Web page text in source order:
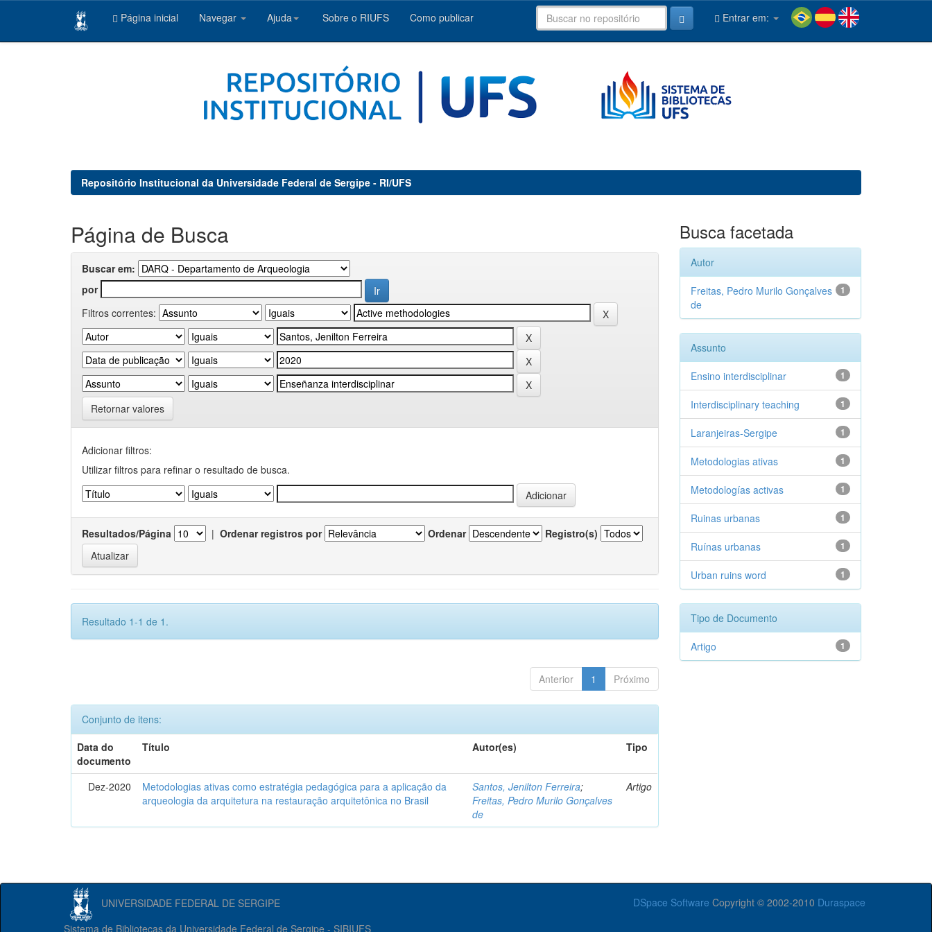
Página inicial Navegar Ajuda Sobre o RIUFS Como publicar Entrar em:
Repositório Institucional da Universidade Federal de Sergipe - RI/UFS
Página de Busca
Buscar em:
por
Filtros correntes:
Retornar valores
Adicionar filtros:
Utilizar filtros para refinar o resultado de busca.
Resultados/Página | Ordenar registros por Ordenar Registro(s)
Resultado 1-1 de 1.
Anterior 1 Próximo
Conjunto de itens:
Data do
documento
Título Autor(es) Tipo
Dez-2020
Metodologias ativas como estratégia pedagógica para a aplicação da
arqueologia da arquitetura na restauração arquitetônica no Brasil
Santos, Jenilton Ferreira;
Freitas, Pedro Murilo Gonçalves
de
Artigo
Busca facetada
Autor
1
Freitas, Pedro Murilo Gonçalves
de
Assunto
1
Ensino interdisciplinar
1
Interdisciplinary teaching
1
Laranjeiras-Sergipe
1
Metodologias ativas
1
Metodologías activas
1
Ruinas urbanas
1
Ruínas urbanas
1
Urban ruins word
Tipo de Documento
1
Artigo
UNIVERSIDADE FEDERAL DE SERGIPE DSpace Software Copyright © 2002-2010 Duraspace
Sistema de Bibliotecas da Universidade Federal de Sergipe - SIBIUFS